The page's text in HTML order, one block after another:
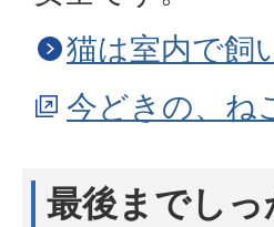
猫は室内で飼
今どきの、ね
最後までし